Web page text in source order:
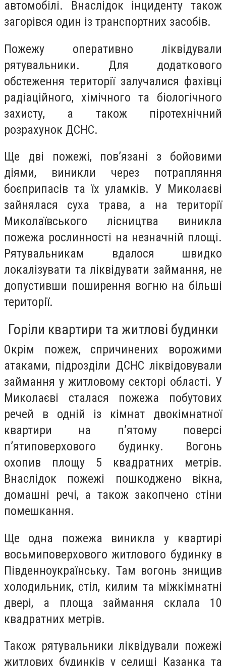
автомобілі. Внаслідок інциденту також
загорівся один із транспортних засобів.
Пожежу оперативно ліквідували
рятувальники. Для додаткового
обстеження території залучалися фахівці
радіаційного, хімічного та біологічного
захисту, а також піротехнічний
розрахунок ДСНС.
Ще дві пожежі, пов’язані з бойовими
діями, виникли через потрапляння
боєприпасів та їх уламків. У Миколаєві
зайнялася суха трава, а на території
Миколаївського лісництва виникла
пожежа рослинності на незначній площі.
Рятувальникам вдалося швидко
локалізувати та ліквідувати займання, не
допустивши поширення вогню на більші
території.
Горіли квартири та житлові будинки
Окрім пожеж, спричинених ворожими
атаками, підрозділи ДСНС ліквідовували
займання у житловому секторі області. У
Миколаєві сталася пожежа побутових
речей в одній із кімнат двокімнатної
квартири на п’ятому поверсі
п’ятиповерхового будинку. Вогонь
охопив площу 5 квадратних метрів.
Внаслідок пожежі пошкоджено вікна,
домашні речі, а також закопчено стіни
помешкання.
Ще одна пожежа виникла у квартирі
восьмиповерхового житлового будинку в
Південноукраїнську. Там вогонь знищив
холодильник, стіл, килим та міжкімнатні
двері, а площа займання склала 10
квадратних метрів.
Також рятувальники ліквідували пожежі
житлових будинків у селищі Казанка та